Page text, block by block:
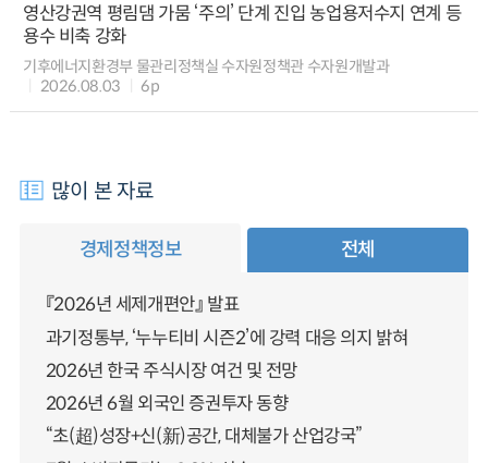
영산강권역 평림댐 가뭄 ‘주의’ 단계 진입 농업용저수지 연계 등
용수 비축 강화
기후에너지환경부 물관리정책실 수자원정책관 수자원개발과
2026.08.03
6p
많이 본 자료
경제정책정보 전체
『2026년 세제개편안』 발표
과기정통부, ‘누누티비 시즌2’에 강력 대응 의지 밝혀
2026년 한국 주식시장 여건 및 전망
2026년 6월 외국인 증권투자 동향
“초(超)성장+신(新)공간, 대체불가 산업강국”